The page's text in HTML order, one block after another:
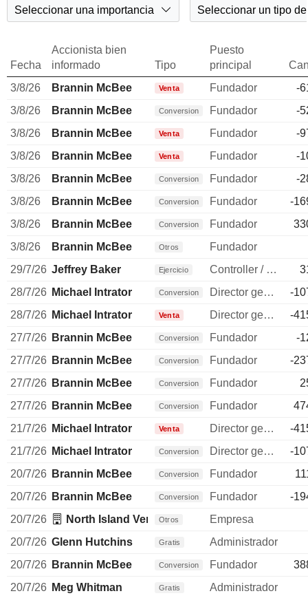
Seleccionar una importancia
Seleccionar un tipo
Fecha
Accionista bien
informado
Tipo
Puesto
principal
3/8/26
Brannin McBee Venta Fundador
-
3/8/26
Brannin McBee Conversion Fundador
-
3/8/26
Brannin McBee Venta Fundador
-
3/8/26
Brannin McBee Venta Fundador
-
3/8/26
Brannin McBee Conversion Fundador
-
3/8/26
Brannin McBee Conversion Fundador
-
3/8/26
Brannin McBee Conversion Fundador
3/8/26
Brannin McBee Otros
Fundador
29/7/26 Jeffrey Baker Ejercicio Controller / auditor
28/7/26 Michael Intrator Conversion Director general
-
28/7/26 Michael Intrator Venta Director general
-
27/7/26 Brannin McBee Conversion Fundador
-
27/7/26 Brannin McBee Conversion Fundador
-
27/7/26 Brannin McBee Conversion Fundador
27/7/26 Brannin McBee Conversion Fundador
21/7/26 Michael Intrator Venta Director general
-
21/7/26 Michael Intrator Conversion Director general
-
20/7/26 Brannin McBee Conversion Fundador
20/7/26 Brannin McBee Conversion Fundador
-
20/7/26
North Island Ventures LLC
Otros
Empresa
20/7/26 Glenn Hutchins Gratis
Administrador
20/7/26 Brannin McBee Conversion Fundador
20/7/26 Meg Whitman Gratis
Administrador